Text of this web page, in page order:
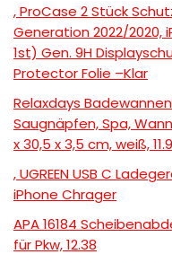
, ProCase 2 Stück
Generation 2022/2020,
1st) Gen. 9H
Protector Folie –Klar
Relaxdays
Saugnäpfen, Spa,
x 30,5 x 3,5 cm, weiß,
, UGREEN USB C
iPhone Chrager
APA 16184
für Pkw, 12.38